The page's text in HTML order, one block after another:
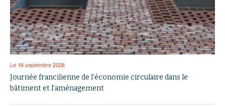
Le 16 septembre 2026
Journée francilienne de l’économie circulaire dans le
bâtiment et l’aménagement